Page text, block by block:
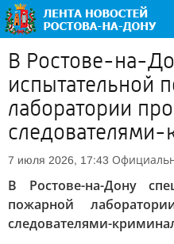
В Ростове-на-
испытательной
лаборатории
следователями-
7 июля 2026, 17:43
В Ростове-на-Дону
пожарной
следователями-